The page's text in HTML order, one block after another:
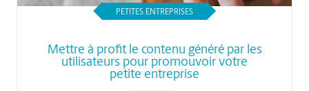
PETITES ENTREPRISES
Mettre à profit le contenu généré par les
utilisateurs pour promouvoir votre
petite entreprise